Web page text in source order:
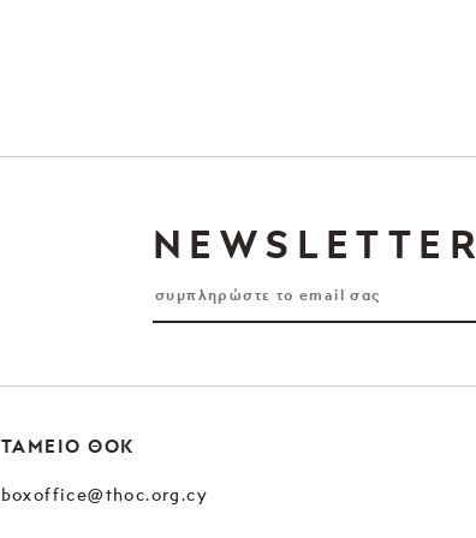
NEWSLETTER
ΤΑΜΕΙΟ ΘΟΚ
boxoffice@thoc.org.cy